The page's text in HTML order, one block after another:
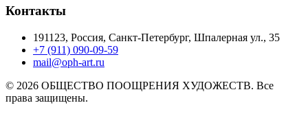
Контакты
191123, Россия, Санкт-Петербург, Шпалерная ул., 35
+7 (911) 090-09-59
mail@oph-art.ru
© 2026 ОБЩЕСТВО ПООЩРЕНИЯ ХУДОЖЕСТВ. Все
права защищены.